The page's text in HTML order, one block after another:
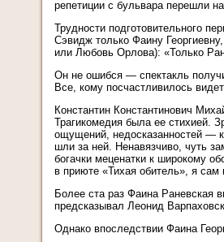
репетиции с бульвара перешли
Трудности подготовительного
Сэвидж только Фаину
или Любовь Орлова): «Только
Он не ошибся — спектакль
Все, кому посчастливилось
Константин Константинович
Трагикомедия была ее стихией.
ощущений, недосказанностей —
шли за ней. Ненавязчиво, чуть
богачки меценатки к широкому
в приюте «Тихая обитель», я
Более ста раз Фаина
предсказывал Леонид
Однако впоследствии Фаина